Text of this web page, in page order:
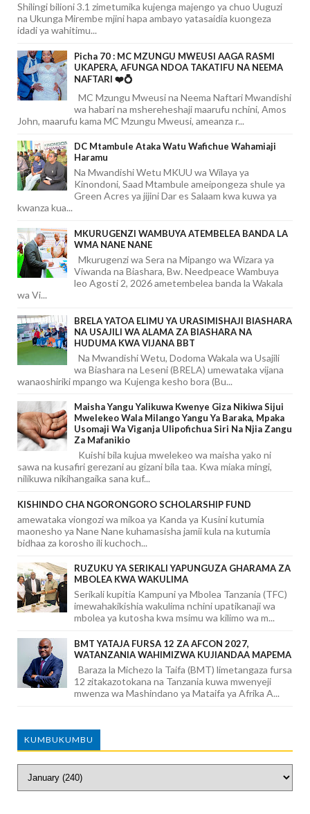
Shilingi bilioni 3.1 zimetumika kujenga majengo ya chuo Uuguzi
na Ukunga Mirembe mjini hapa ambayo yatasaidia kuongeza
idadi ya wahitimu...
Picha 70 : MC MZUNGU MWEUSI AAGA RASMI
UKAPERA, AFUNGA NDOA TAKATIFU NA NEEMA
NAFTARI ❤️💍
MC Mzungu Mweusi na Neema Naftari Mwandishi
wa habari na mshereheshaji maarufu nchini, Amos
John, maarufu kama MC Mzungu Mweusi, ameanza r...
DC Mtambule Ataka Watu Wafichue Wahamiaji
Haramu
Na Mwandishi Wetu MKUU wa Wilaya ya
Kinondoni, Saad Mtambule ameipongeza shule ya
Green Acres ya jijini Dar es Salaam kwa kuwa ya
kwanza kua...
MKURUGENZI WAMBUYA ATEMBELEA BANDA LA
WMA NANE NANE
Mkurugenzi wa Sera na Mipango wa Wizara ya
Viwanda na Biashara, Bw. Needpeace Wambuya
leo Agosti 2, 2026 ametembelea banda la Wakala
wa Vi...
BRELA YATOA ELIMU YA URASIMISHAJI BIASHARA
NA USAJILI WA ALAMA ZA BIASHARA NA
HUDUMA KWA VIJANA BBT
Na Mwandishi Wetu, Dodoma Wakala wa Usajili
wa Biashara na Leseni (BRELA) umewataka vijana
wanaoshiriki mpango wa Kujenga kesho bora (Bu...
Maisha Yangu Yalikuwa Kwenye Giza Nikiwa Sijui
Mwelekeo Wala Milango Yangu Ya Baraka, Mpaka
Usomaji Wa Viganja Ulipofichua Siri Na Njia Zangu
Za Mafanikio
Kuishi bila kujua mwelekeo wa maisha yako ni
sawa na kusafiri gerezani au gizani bila taa. Kwa miaka mingi,
nilikuwa nikihangaika sana kuf...
KISHINDO CHA NGORONGORO SCHOLARSHIP FUND
amewataka viongozi wa mikoa ya Kanda ya Kusini kutumia
maonesho ya Nane Nane kuhamasisha jamii kula na kutumia
bidhaa za korosho ili kuchoch...
RUZUKU YA SERIKALI YAPUNGUZA GHARAMA ZA
MBOLEA KWA WAKULIMA
Serikali kupitia Kampuni ya Mbolea Tanzania (TFC)
imewahakikishia wakulima nchini upatikanaji wa
mbolea ya kutosha kwa msimu wa kilimo wa m...
BMT YATAJA FURSA 12 ZA AFCON 2027,
WATANZANIA WAHIMIZWA KUJIANDAA MAPEMA
Baraza la Michezo la Taifa (BMT) limetangaza fursa
12 zitakazotokana na Tanzania kuwa mwenyeji
mwenza wa Mashindano ya Mataifa ya Afrika A...
KUMBUKUMBU